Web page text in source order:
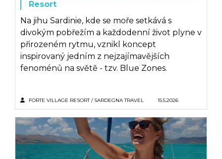
Resort
Na jihu Sardinie, kde se moře setkává s
divokým pobřežím a každodenní život plyne v
přirozeném rytmu, vznikl koncept
inspirovaný jedním z nejzajímavějších
fenoménů na světě - tzv. Blue Zones.
FORTE VILLAGE RESORT / SARDEGNA TRAVEL 15.5.2026